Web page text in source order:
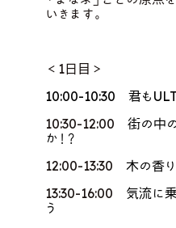
いきます。
＜1日目＞
10:00-10:30 君も
10:30-12:00 街の中
か！？
12:00-13:30 木の香
13:30-16:00 気流に
う